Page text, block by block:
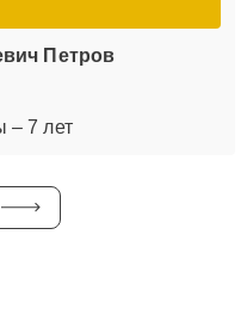
Петров
– 7 лет